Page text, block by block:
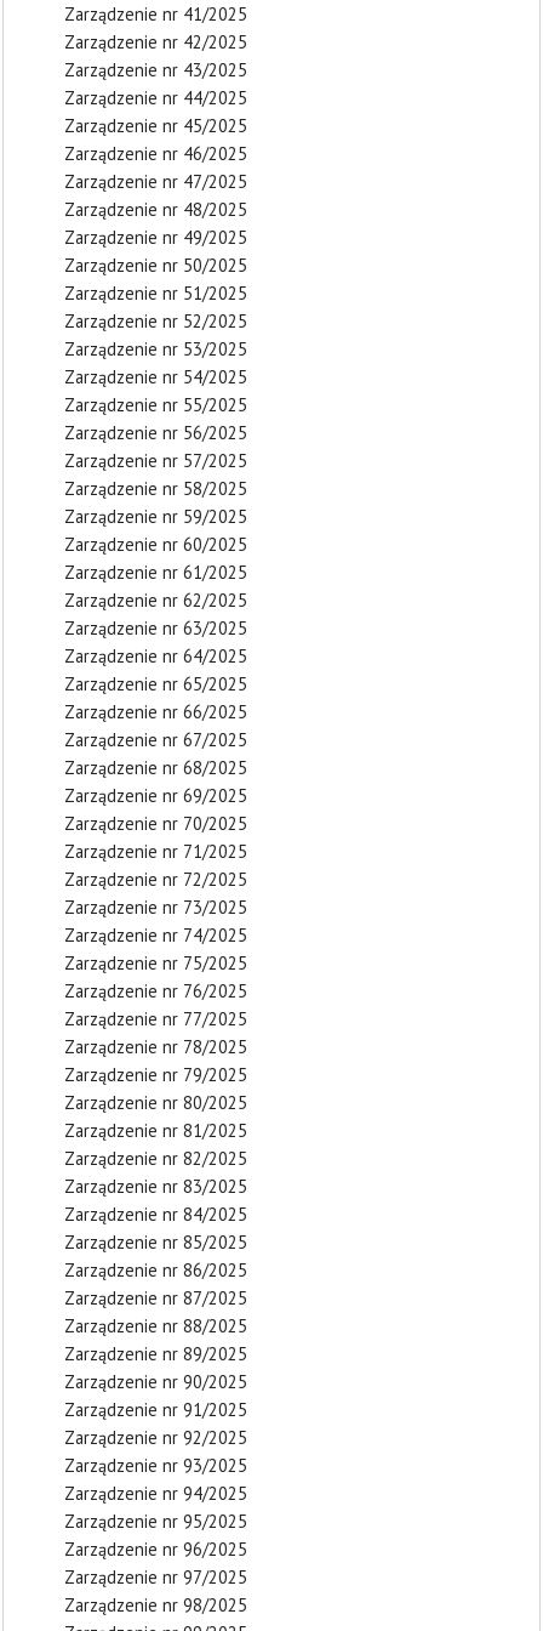
Zarządzenie nr 41/2025
Zarządzenie nr 42/2025
Zarządzenie nr 43/2025
Zarządzenie nr 44/2025
Zarządzenie nr 45/2025
Zarządzenie nr 46/2025
Zarządzenie nr 47/2025
Zarządzenie nr 48/2025
Zarządzenie nr 49/2025
Zarządzenie nr 50/2025
Zarządzenie nr 51/2025
Zarządzenie nr 52/2025
Zarządzenie nr 53/2025
Zarządzenie nr 54/2025
Zarządzenie nr 55/2025
Zarządzenie nr 56/2025
Zarządzenie nr 57/2025
Zarządzenie nr 58/2025
Zarządzenie nr 59/2025
Zarządzenie nr 60/2025
Zarządzenie nr 61/2025
Zarządzenie nr 62/2025
Zarządzenie nr 63/2025
Zarządzenie nr 64/2025
Zarządzenie nr 65/2025
Zarządzenie nr 66/2025
Zarządzenie nr 67/2025
Zarządzenie nr 68/2025
Zarządzenie nr 69/2025
Zarządzenie nr 70/2025
Zarządzenie nr 71/2025
Zarządzenie nr 72/2025
Zarządzenie nr 73/2025
Zarządzenie nr 74/2025
Zarządzenie nr 75/2025
Zarządzenie nr 76/2025
Zarządzenie nr 77/2025
Zarządzenie nr 78/2025
Zarządzenie nr 79/2025
Zarządzenie nr 80/2025
Zarządzenie nr 81/2025
Zarządzenie nr 82/2025
Zarządzenie nr 83/2025
Zarządzenie nr 84/2025
Zarządzenie nr 85/2025
Zarządzenie nr 86/2025
Zarządzenie nr 87/2025
Zarządzenie nr 88/2025
Zarządzenie nr 89/2025
Zarządzenie nr 90/2025
Zarządzenie nr 91/2025
Zarządzenie nr 92/2025
Zarządzenie nr 93/2025
Zarządzenie nr 94/2025
Zarządzenie nr 95/2025
Zarządzenie nr 96/2025
Zarządzenie nr 97/2025
Zarządzenie nr 98/2025